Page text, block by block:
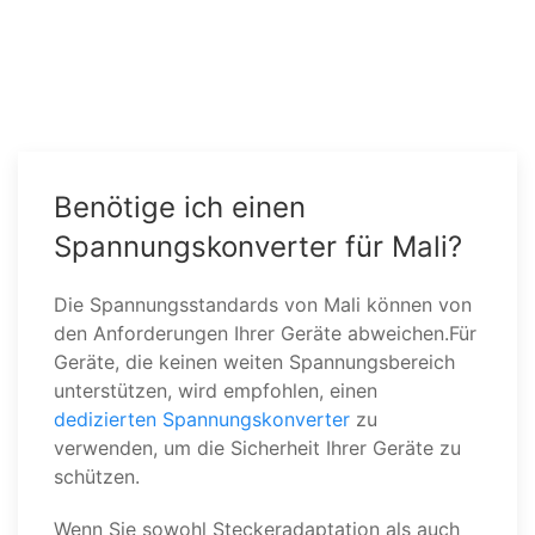
Benötige ich einen
Spannungskonverter für Mali?
Die Spannungsstandards von Mali können von
den Anforderungen Ihrer Geräte abweichen.Für
Geräte, die keinen weiten Spannungsbereich
unterstützen, wird empfohlen, einen
dedizierten Spannungskonverter zu
verwenden, um die Sicherheit Ihrer Geräte zu
schützen.
Wenn Sie sowohl Steckeradaptation als auch